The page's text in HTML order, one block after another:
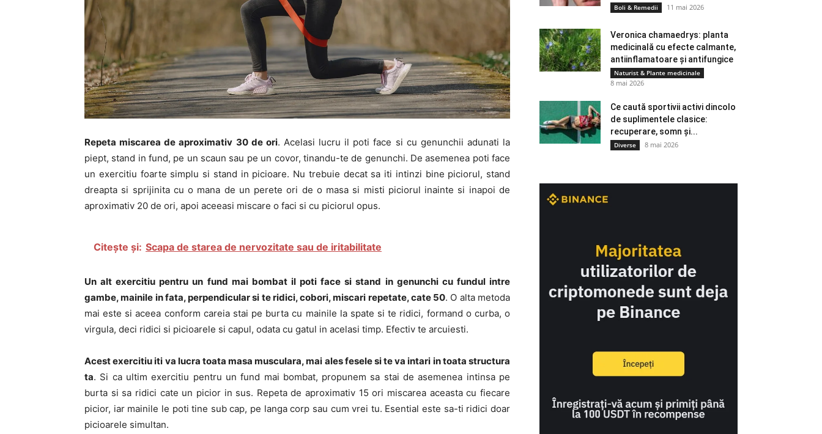
Repeta miscarea de aproximativ 30 de ori. Acelasi lucru il poti face si cu genunchii adunati la
piept, stand in fund, pe un scaun sau pe un covor, tinandu-te de genunchi. De asemenea poti face
un exercitiu foarte simplu si stand in picioare. Nu trebuie decat sa iti intinzi bine piciorul, stand
dreapta si sprijinita cu o mana de un perete ori de o masa si misti piciorul inainte si inapoi de
aproximativ 20 de ori, apoi aceeasi miscare o faci si cu piciorul opus.
Citește și: Scapa de starea de nervozitate sau de iritabilitate
Un alt exercitiu pentru un fund mai bombat il poti face si stand in genunchi cu fundul intre
gambe, mainile in fata, perpendicular si te ridici, cobori, miscari repetate, cate 50. O alta metoda
mai este si aceea conform careia stai pe burta cu mainile la spate si te ridici, formand o curba, o
virgula, deci ridici si picioarele si capul, odata cu gatul in acelasi timp. Efectiv te arcuiesti.
Acest exercitiu iti va lucra toata masa musculara, mai ales fesele si te va intari in toata structura
ta. Si ca ultim exercitiu pentru un fund mai bombat, propunem sa stai de asemenea intinsa pe
burta si sa ridici cate un picior in sus. Repeta de aproximativ 15 ori miscarea aceasta cu fiecare
picior, iar mainile le poti tine sub cap, pe langa corp sau cum vrei tu. Esential este sa-ti ridici doar
picioarele simultan.
Boli & Remedii 11 mai 2026
Veronica chamaedrys: planta
medicinală cu efecte calmante,
antiinflamatoare și antifungice
Naturist & Plante medicinale
8 mai 2026
Ce caută sportivii activi dincolo
de suplimentele clasice:
recuperare, somn și...
Diverse 8 mai 2026